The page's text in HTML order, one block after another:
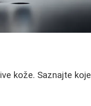
kože. Saznajte koje